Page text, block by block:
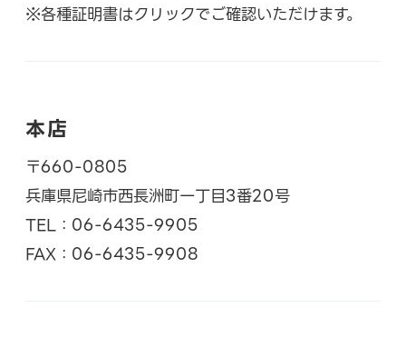
※各種証明書はクリックでご確認いただけます。
本店
〒660-0805
兵庫県尼崎市西長洲町一丁目3番20号
TEL：06-6435-9905
FAX：06-6435-9908